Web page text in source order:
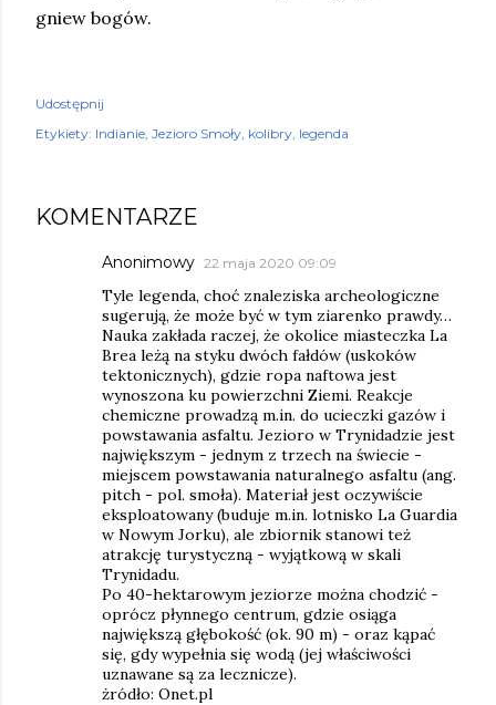
gniew bogów.
Udostępnij
Etykiety: Indianie Jezioro Smoły kolibry legenda
KOMENTARZE
Anonimowy 22 maja 2020 09:09
Tyle legenda, choć znaleziska archeologiczne
sugerują, że może być w tym ziarenko prawdy…
Nauka zakłada raczej, że okolice miasteczka La
Brea leżą na styku dwóch fałdów (uskoków
tektonicznych), gdzie ropa naftowa jest
wynoszona ku powierzchni Ziemi. Reakcje
chemiczne prowadzą m.in. do ucieczki gazów i
powstawania asfaltu. Jezioro w Trynidadzie jest
największym - jednym z trzech na świecie -
miejscem powstawania naturalnego asfaltu (ang.
pitch - pol. smoła). Materiał jest oczywiście
eksploatowany (buduje m.in. lotnisko La Guardia
w Nowym Jorku), ale zbiornik stanowi też
atrakcję turystyczną - wyjątkową w skali
Trynidadu.
Po 40-hektarowym jeziorze można chodzić -
oprócz płynnego centrum, gdzie osiąga
największą głębokość (ok. 90 m) - oraz kąpać
się, gdy wypełnia się wodą (jej właściwości
uznawane są za lecznicze).
żródło: Onet.pl